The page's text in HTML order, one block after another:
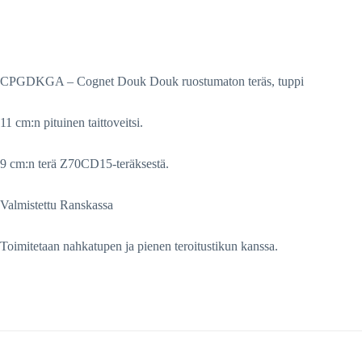
CPGDKGA – Cognet Douk Douk ruostumaton teräs, tuppi
11 cm:n pituinen taittoveitsi.
9 cm:n terä Z70CD15-teräksestä.
Valmistettu Ranskassa
Toimitetaan nahkatupen ja pienen teroitustikun kanssa.